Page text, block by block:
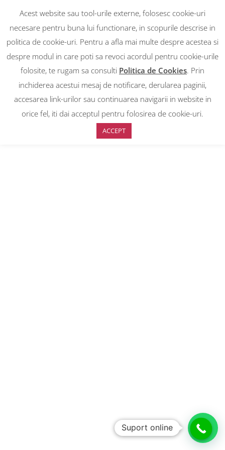
Centrale termice pe combustibil solid
Acest website sau tool-urile externe, folosesc cookie-uri
necesare pentru buna lui functionare, in scopurile descrise in
politica de cookie-uri. Pentru a afla mai multe despre acestea si
despre modul in care poti sa revoci acordul pentru cookie-urile
folosite, te rugam sa consulti Politica de Cookies. Prin
inchiderea acestui mesaj de notificare, derularea paginii,
accesarea link-urilor sau continuarea navigarii in website in
orice fel, iti dai acceptul pentru folosirea de cookie-uri.
ACCEPT
Suport online